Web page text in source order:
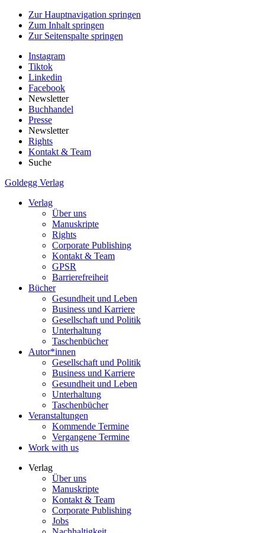
Zur Hauptnavigation springen
Zum Inhalt springen
Zur Seitenspalte springen
Instagram
Tiktok
Linkedin
Facebook
Newsletter
Buchhandel
Presse
Newsletter
Rights
Kontakt & Team
Suche
Goldegg Verlag
Verlag
Über uns
Manuskripte
Rights
Corporate Publishing
Kontakt & Team
GPSR
Barrierefreiheit
Bücher
Gesundheit und Leben
Business und Karriere
Gesellschaft und Politik
Unterhaltung
Taschenbücher
Autor*innen
Gesellschaft und Politik
Business und Karriere
Gesundheit und Leben
Unterhaltung
Taschenbücher
Veranstaltungen
Kommende Termine
Vergangene Termine
Work with us
Verlag
Über uns
Manuskripte
Kontakt & Team
Corporate Publishing
Jobs